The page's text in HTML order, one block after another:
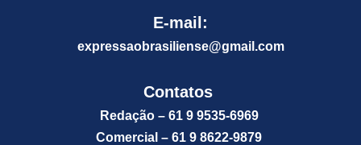
E-mail:
expressaobrasiliense@gmail.com
Contatos
Redação – 61 9 9535-6969
Comercial – 61 9 8622-9879